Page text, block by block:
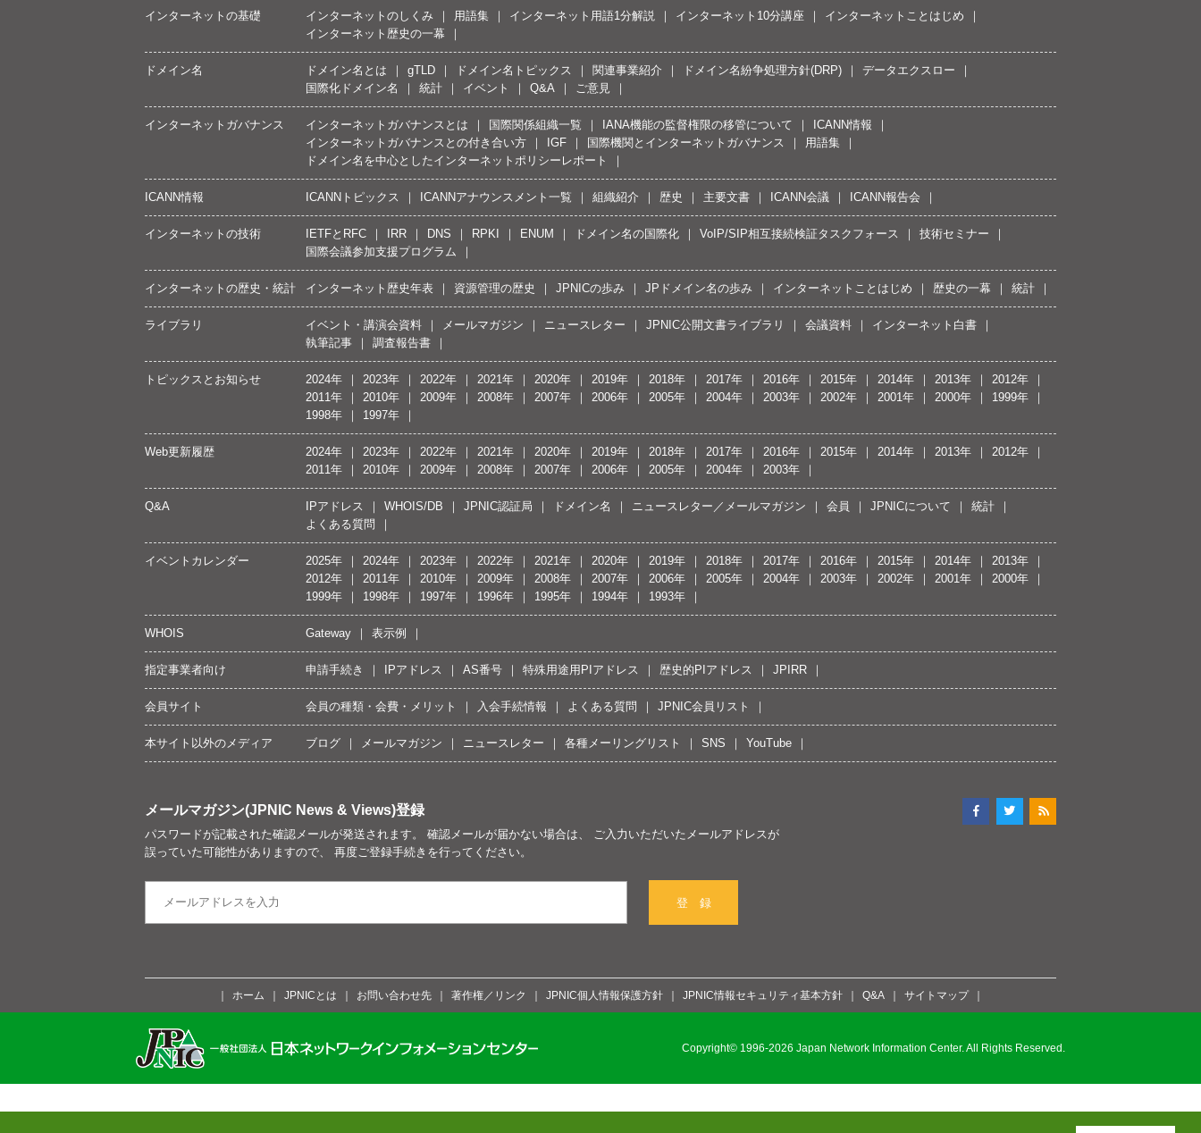
インターネットの基礎 インターネットのしくみ 用語集 インターネット用語1分解説 インターネット10分講座
インターネットことはじめ
インターネット歴史の一幕
ドメイン名 ドメイン名とは gTLD ドメイン名トピックス 関連事業紹介 ドメイン名紛争処理方針(DRP)
データエクスロー
国際化ドメイン名
統計 イベント Q&A ご意見
インターネットガバナンス インターネットガバナンスとは 国際関係組織一覧 IANA機能の監督権限の移管について
ICANN情報
インターネットガバナンスとの付き合い方
IGF 国際機関とインターネットガバナンス
用語集
ドメイン名を中心としたインターネットポリシーレポート
ICANN情報 ICANNトピックス ICANNアナウンスメント一覧 組織紹介 歴史 主要文書 ICANN会議 ICANN報告会
インターネットの技術 IETFとRFC IRR DNS RPKI ENUM ドメイン名の国際化 VoIP/SIP相互接続検証タスクフォース
技術セミナー
国際会議参加支援プログラム
インターネットの歴史・統計 インターネット歴史年表 資源管理の歴史 JPNICの歩み JPドメイン名の歩み インターネットことはじめ 歴史の一幕 統計
ライブラリ イベント・講演会資料 メールマガジン ニュースレター JPNIC公開文書ライブラリ 会議資料
インターネット白書
執筆記事
調査報告書
トピックスとお知らせ 2024年 2023年 2022年 2021年 2020年 2019年 2018年 2017年 2016年 2015年 2014年 2013年
2012年
2011年
2010年 2009年 2008年 2007年 2006年 2005年 2004年 2003年 2002年 2001年 2000年
1999年
1998年
1997年
Web更新履歴 2024年 2023年 2022年 2021年 2020年 2019年 2018年 2017年 2016年 2015年 2014年 2013年
2012年
2011年
2010年 2009年 2008年 2007年 2006年 2005年 2004年 2003年
Q&A IPアドレス WHOIS/DB JPNIC認証局 ドメイン名 ニュースレター／メールマガジン 会員 JPNICについて
統計
よくある質問
イベントカレンダー 2025年 2024年 2023年 2022年 2021年 2020年 2019年 2018年 2017年 2016年 2015年 2014年
2013年
2012年
2011年 2010年 2009年 2008年 2007年 2006年 2005年 2004年 2003年 2002年 2001年
2000年
1999年
1998年 1997年 1996年 1995年 1994年 1993年
WHOIS Gateway 表示例
指定事業者向け 申請手続き IPアドレス AS番号 特殊用途用PIアドレス 歴史的PIアドレス JPIRR
会員サイト 会員の種類・会費・メリット 入会手続情報 よくある質問 JPNIC会員リスト
本サイト以外のメディア ブログ メールマガジン ニュースレター 各種メーリングリスト SNS YouTube
メールマガジン(JPNIC News & Views)登録
パスワードが記載された確認メールが発送されます。 確認メールが届かない場合は、 ご入力いただいたメールアドレスが
誤っていた可能性がありますので、 再度ご登録手続きを行ってください。
登 録
ホーム JPNICとは お問い合わせ先 著作権／リンク JPNIC個人情報保護方針 JPNIC情報セキュリティ基本方針 Q&A サイトマップ
Copyright© 1996-2026 Japan Network Information Center. All Rights Reserved.